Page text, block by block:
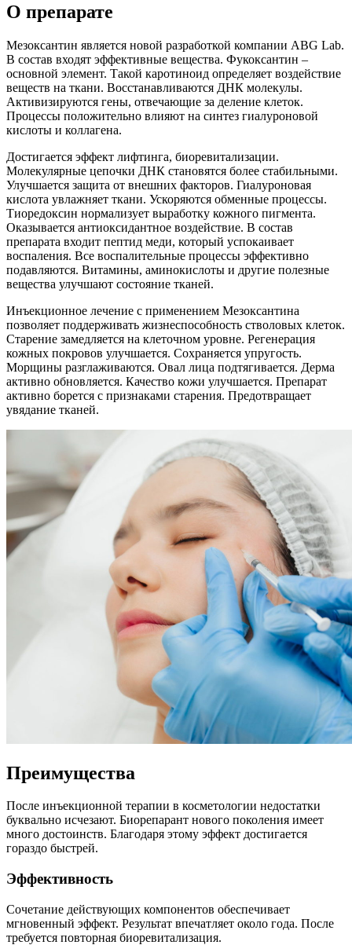
О препарате
Мезоксантин является новой разработкой компании ABG Lab.
В состав входят эффективные вещества. Фукоксантин –
основной элемент. Такой каротиноид определяет воздействие
веществ на ткани. Восстанавливаются ДНК молекулы.
Активизируются гены, отвечающие за деление клеток.
Процессы положительно влияют на синтез гиалуроновой
кислоты и коллагена.
Достигается эффект лифтинга, биоревитализации.
Молекулярные цепочки ДНК становятся более стабильными.
Улучшается защита от внешних факторов. Гиалуроновая
кислота увлажняет ткани. Ускоряются обменные процессы.
Тиоредоксин нормализует выработку кожного пигмента.
Оказывается антиоксидантное воздействие. В состав
препарата входит пептид меди, который успокаивает
воспаления. Все воспалительные процессы эффективно
подавляются. Витамины, аминокислоты и другие полезные
вещества улучшают состояние тканей.
Инъекционное лечение с применением Мезоксантина
позволяет поддерживать жизнеспособность стволовых клеток.
Старение замедляется на клеточном уровне. Регенерация
кожных покровов улучшается. Сохраняется упругость.
Морщины разглаживаются. Овал лица подтягивается. Дерма
активно обновляется. Качество кожи улучшается. Препарат
активно борется с признаками старения. Предотвращает
увядание тканей.
Преимущества
После инъекционной терапии в косметологии недостатки
буквально исчезают. Биорепарант нового поколения имеет
много достоинств. Благодаря этому эффект достигается
гораздо быстрей.
Эффективность
Сочетание действующих компонентов обеспечивает
мгновенный эффект. Результат впечатляет около года. После
требуется повторная биоревитализация.